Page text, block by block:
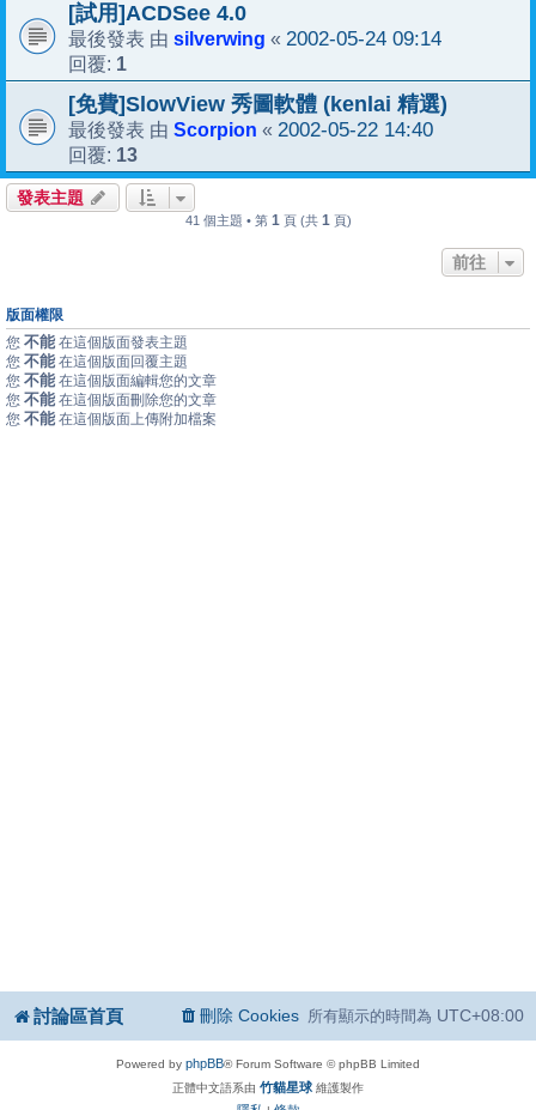
[試用]ACDSee 4.0
最後發表 由 silverwing « 2002-05-24 09:14
回覆: 1
[免費]SlowView 秀圖軟體 (kenlai 精選)
最後發表 由 Scorpion « 2002-05-22 14:40
回覆: 13
發表主題
41 個主題 • 第 1 頁 (共 1 頁)
前往
版面權限
您 不能 在這個版面發表主題
您 不能 在這個版面回覆主題
您 不能 在這個版面編輯您的文章
您 不能 在這個版面刪除您的文章
您 不能 在這個版面上傳附加檔案
討論區首頁 所有顯示的時間為 UTC+08:00
刪除 Cookies
Powered by phpBB® Forum Software © phpBB Limited
正體中文語系由 竹貓星球 維護製作